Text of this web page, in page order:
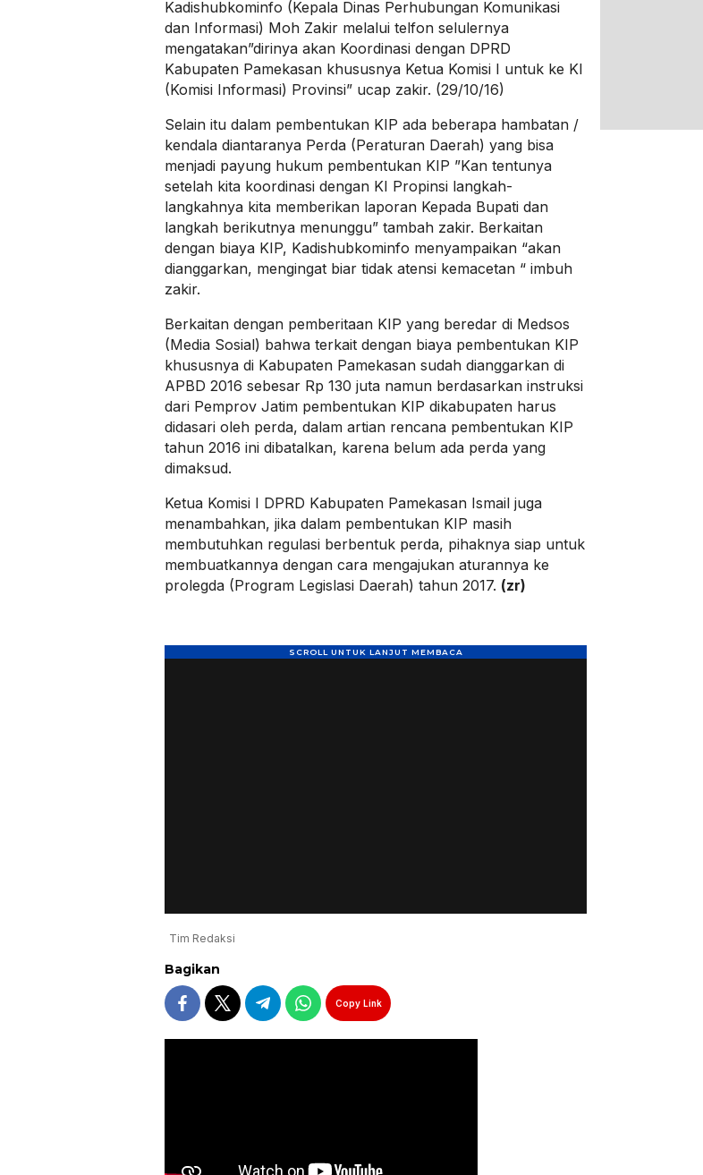
Kadishubkominfo (Kepala Dinas Perhubungan Komunikasi
dan Informasi) Moh Zakir melalui telfon selulernya
mengatakan”dirinya akan Koordinasi dengan DPRD
Kabupaten Pamekasan khususnya Ketua Komisi I untuk ke KI
(Komisi Informasi) Provinsi” ucap zakir. (29/10/16)
Selain itu dalam pembentukan KIP ada beberapa hambatan /
kendala diantaranya Perda (Peraturan Daerah) yang bisa
menjadi payung hukum pembentukan KIP ”Kan tentunya
setelah kita koordinasi dengan KI Propinsi langkah-
langkahnya kita memberikan laporan Kepada Bupati dan
langkah berikutnya menunggu” tambah zakir. Berkaitan
dengan biaya KIP, Kadishubkominfo menyampaikan “akan
dianggarkan, mengingat biar tidak atensi kemacetan “ imbuh
zakir.
Berkaitan dengan pemberitaan KIP yang beredar di Medsos
(Media Sosial) bahwa terkait dengan biaya pembentukan KIP
khususnya di Kabupaten Pamekasan sudah dianggarkan di
APBD 2016 sebesar Rp 130 juta namun berdasarkan instruksi
dari Pemprov Jatim pembentukan KIP dikabupaten harus
didasari oleh perda, dalam artian rencana pembentukan KIP
tahun 2016 ini dibatalkan, karena belum ada perda yang
dimaksud.
Ketua Komisi I DPRD Kabupaten Pamekasan Ismail juga
menambahkan, jika dalam pembentukan KIP masih
membutuhkan regulasi berbentuk perda, pihaknya siap untuk
membuatkannya dengan cara mengajukan aturannya ke
prolegda (Program Legislasi Daerah) tahun 2017. (zr)
Tim Redaksi
Bagikan
Copy Link